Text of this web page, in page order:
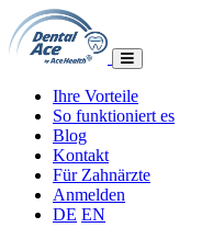
Ihre Vorteile
So funktioniert es
Blog
Kontakt
Für Zahnärzte
Anmelden
DE EN